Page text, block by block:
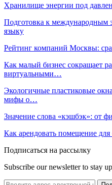
Хранилище энергии под
Подготовка к международным
языку
Рейтинг компаний Москвы:
Как малый бизнес сокращает
виртуальными…
Экологичные пластиковые
мифы о…
Значение слова «кэшбэк»: от
Как арендовать помещение
Подписаться на рассылку
Subscribe our newsletter to stay